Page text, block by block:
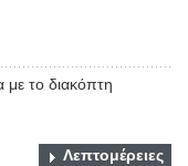
με το διακόπτη
Λεπτομέρειες